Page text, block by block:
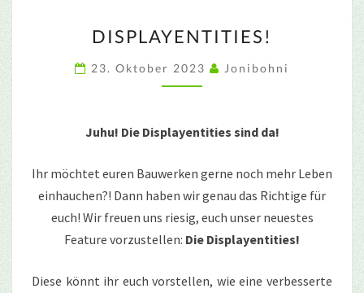
DISPLAYENTITIES!
23. Oktober 2023 Jonibohni
Juhu! Die Displayentities sind da!
Ihr möchtet euren Bauwerken gerne noch mehr Leben
einhauchen?! Dann haben wir genau das Richtige für
euch! Wir freuen uns riesig, euch unser neuestes
Feature vorzustellen: Die Displayentities!
Diese könnt ihr euch vorstellen, wie eine verbesserte